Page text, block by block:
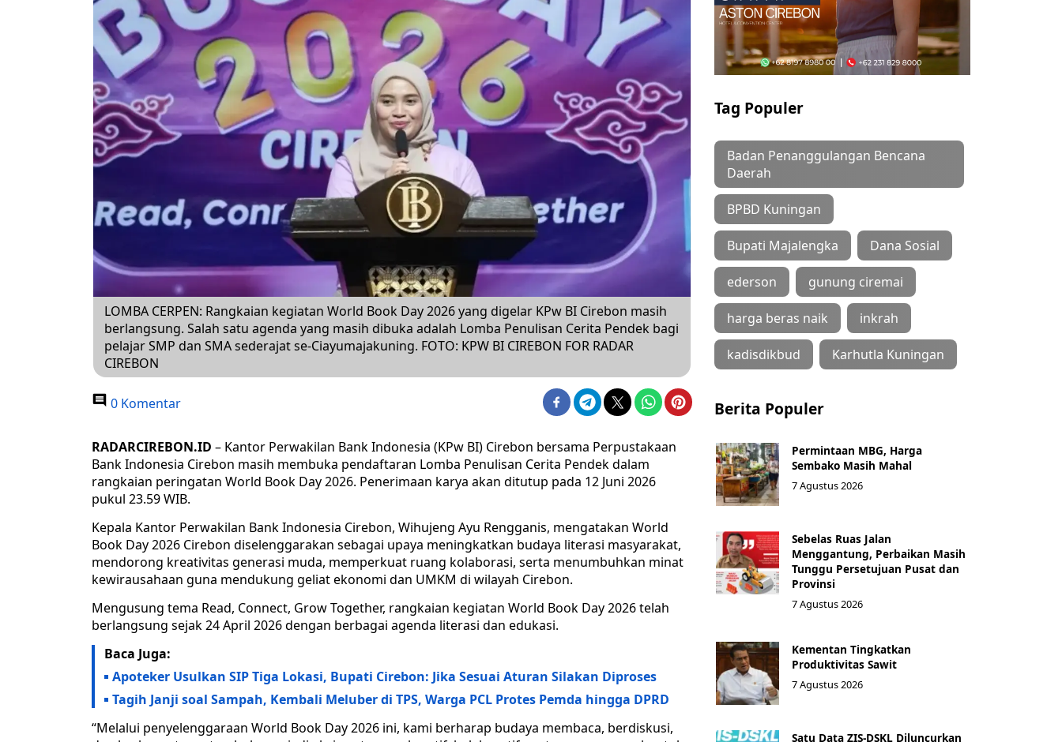
LOMBA CERPEN: Rangkaian kegiatan World Book Day 2026 yang digelar KPw BI Cirebon masih
berlangsung. Salah satu agenda yang masih dibuka adalah Lomba Penulisan Cerita Pendek bagi
pelajar SMP dan SMA sederajat se-Ciayumajakuning. FOTO: KPW BI CIREBON FOR RADAR
CIREBON
0 Komentar
RADARCIREBON.ID – Kantor Perwakilan Bank Indonesia (KPw BI) Cirebon bersama Perpustakaan
Bank Indonesia Cirebon masih membuka pendaftaran Lomba Penulisan Cerita Pendek dalam
rangkaian peringatan World Book Day 2026. Penerimaan karya akan ditutup pada 12 Juni 2026
pukul 23.59 WIB.
Kepala Kantor Perwakilan Bank Indonesia Cirebon, Wihujeng Ayu Rengganis, mengatakan World
Book Day 2026 Cirebon diselenggarakan sebagai upaya meningkatkan budaya literasi masyarakat,
mendorong kreativitas generasi muda, memperkuat ruang kolaborasi, serta menumbuhkan minat
kewirausahaan guna mendukung geliat ekonomi dan UMKM di wilayah Cirebon.
Mengusung tema Read, Connect, Grow Together, rangkaian kegiatan World Book Day 2026 telah
berlangsung sejak 24 April 2026 dengan berbagai agenda literasi dan edukasi.
Baca Juga:
Apoteker Usulkan SIP Tiga Lokasi, Bupati Cirebon: Jika Sesuai Aturan Silakan Diproses
Tagih Janji soal Sampah, Kembali Meluber di TPS, Warga PCL Protes Pemda hingga DPRD
“Melalui penyelenggaraan World Book Day 2026 ini, kami berharap budaya membaca, berdiskusi,
Tag Populer
Badan Penanggulangan Bencana
Daerah
BPBD Kuningan
Bupati Majalengka Dana Sosial
ederson gunung ciremai
harga beras naik inkrah
kadisdikbud Karhutla Kuningan
Berita Populer
Permintaan MBG, Harga
Sembako Masih Mahal
7 Agustus 2026
Sebelas Ruas Jalan
Menggantung, Perbaikan Masih
Tunggu Persetujuan Pusat dan
Provinsi
7 Agustus 2026
Kementan Tingkatkan
Produktivitas Sawit
7 Agustus 2026
Satu Data ZIS-DSKL Diluncurkan